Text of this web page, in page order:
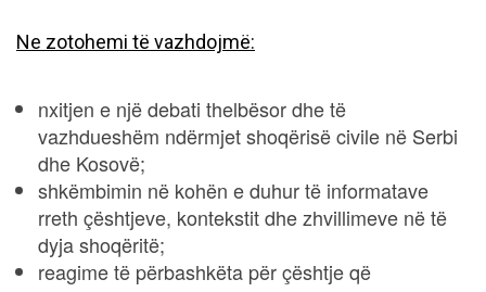
Ne zotohemi të vazhdojmë:
nxitjen e një debati thelbësor dhe të
vazhdueshëm ndërmjet shoqërisë civile në Serbi
dhe Kosovë;
shkëmbimin në kohën e duhur të informatave
rreth çështjeve, kontekstit dhe zhvillimeve në të
dyja shoqëritë;
reagime të përbashkëta për çështje që